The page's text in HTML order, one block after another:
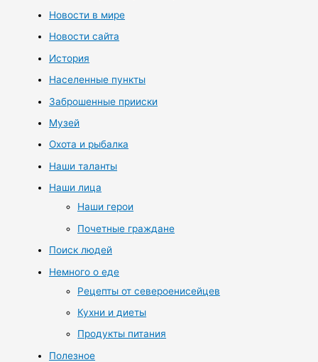
Новости в мире
Новости сайта
История
Населенные пункты
Заброшенные прииски
Музей
Охота и рыбалка
Наши таланты
Наши лица
Наши герои
Почетные граждане
Поиск людей
Немного о еде
Рецепты от североенисейцев
Кухни и диеты
Продукты питания
Полезное